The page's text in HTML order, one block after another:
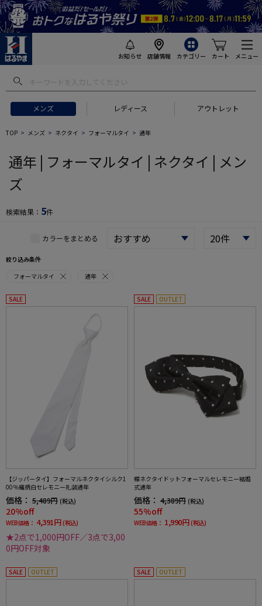
お知らせ 店舗情報 カテゴリー カート メニュー
メンズ レディース アウトレット
フトにおすすめ #セットアップ スーツ
TOP メンズ ネクタイ フォーマルタイ 通年
通年 | フォーマルタイ | ネクタイ | メン
ズ
検索結果： 5件
カラーをまとめる
絞り込み条件
フォーマルタイ
通年
SALE
【ジッパータイ】フォーマルネクタイシルク1
00％織柄白セレモニー礼装通年
価格： 5,489円 (税込)
20%off
WEB価格： 4,391円 (税込)
★2点で1,000円OFF／3点で3,00
0円OFF対象
SALE OUTLET
蝶ネクタイドットフォーマルセレモニー結婚
式通年
価格： 4,389円 (税込)
55%off
WEB価格： 1,990円 (税込)
SALE OUTLET SALE OUTLET